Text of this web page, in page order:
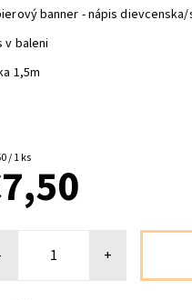
banner - nápis
v baleni
1,5m
/ 1 ks
+